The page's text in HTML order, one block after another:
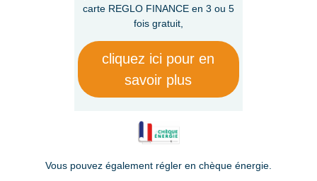
carte REGLO FINANCE en 3 ou 5
fois gratuit,
cliquez ici pour en
savoir plus
Vous pouvez également régler en chèque énergie.